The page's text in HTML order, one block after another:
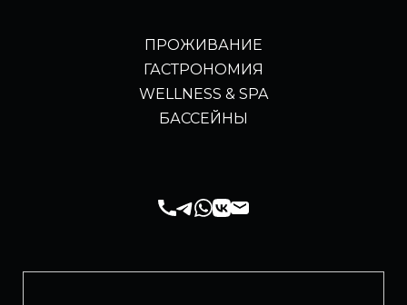
ПРОЖИВАНИЕ
ГАСТРОНОМИЯ
WELLNESS & SPA
БАССЕЙНЫ